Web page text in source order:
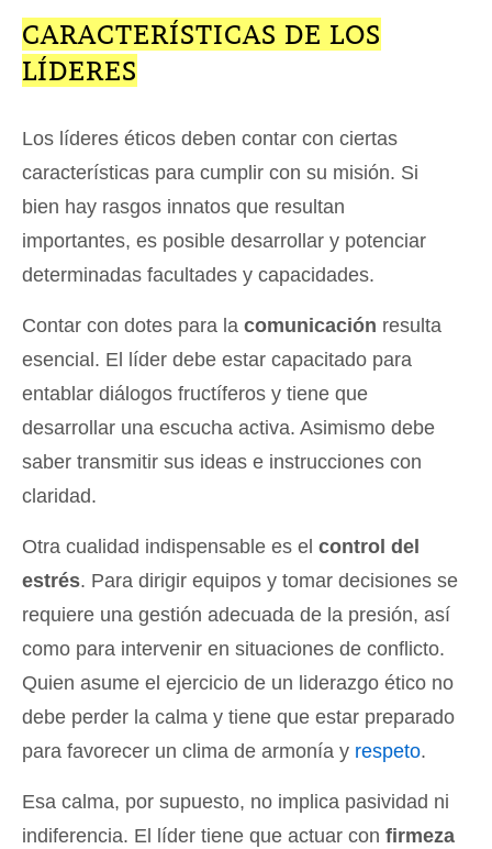
CARACTERÍSTICAS DE LOS
LÍDERES
Los líderes éticos deben contar con ciertas
características para cumplir con su misión. Si
bien hay rasgos innatos que resultan
importantes, es posible desarrollar y potenciar
determinadas facultades y capacidades.
Contar con dotes para la comunicación resulta
esencial. El líder debe estar capacitado para
entablar diálogos fructíferos y tiene que
desarrollar una escucha activa. Asimismo debe
saber transmitir sus ideas e instrucciones con
claridad.
Otra cualidad indispensable es el control del
estrés. Para dirigir equipos y tomar decisiones se
requiere una gestión adecuada de la presión, así
como para intervenir en situaciones de conflicto.
Quien asume el ejercicio de un liderazgo ético no
debe perder la calma y tiene que estar preparado
para favorecer un clima de armonía y respeto.
Esa calma, por supuesto, no implica pasividad ni
indiferencia. El líder tiene que actuar con firmeza